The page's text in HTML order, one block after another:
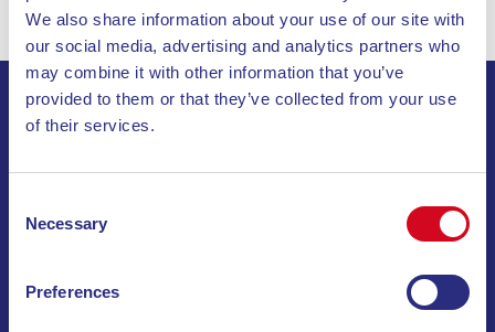
We also share information about your use of our site with
our social media, advertising and analytics partners who
may combine it with other information that you’ve
provided to them or that they’ve collected from your use
of their services.
Selection
Necessary
Preferences
ABONNEZ-VOUS À NOTRE LETTRE
D’INFORMATION
INVIA
NAVIGUEZ PARMI DES OFFRES SPÉCIALES, DES
DESTINATIONS DE RÊVE ET DES CONSEILS DE VOYAGE